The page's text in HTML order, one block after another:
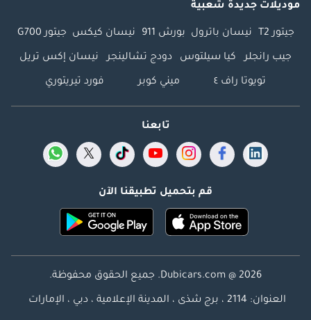
موديلات جديدة شعبية
جيتور T2 نيسان باترول بورش 911 نيسان كيكس جيتور G700
جيب رانجلر كيا سيلتوس دودج تشالينجر نيسان إكس تريل
تويوتا راف ٤ ميني كوبر فورد تيريتوري
تابعنا
قم بتحميل تطبيقنا الآن
Dubicars.com @ 2026. جميع الحقوق محفوظة.
العنوان: 2114 ، برج شذى ، المدينة الإعلامية ، دبي ، الإمارات